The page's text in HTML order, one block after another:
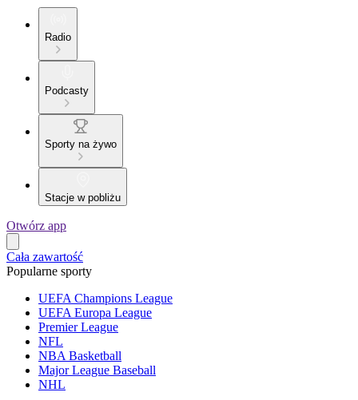
Radio
Podcasty
Sporty na żywo
Stacje w pobliżu
Otwórz app
Cała zawartość
Popularne sporty
UEFA Champions League
UEFA Europa League
Premier League
NFL
NBA Basketball
Major League Baseball
NHL